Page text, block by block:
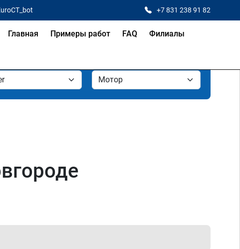
+7 831 238 91 82
Главная Примеры работ FAQ Филиалы